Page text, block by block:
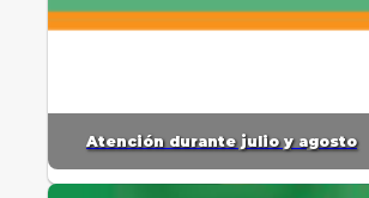
Atención durante julio y agosto